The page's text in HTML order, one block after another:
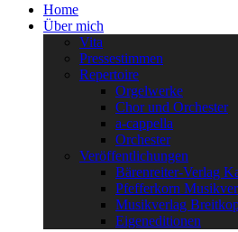
Home
Über mich
Vita
Pressestimmen
Repertoire
Orgelwerke
Chor und Orchester
a-cappella
Orchester
Veröffentlichungen
Bärenreiter-Verlag
Pfefferkorn
Musikverlag
Eigeneditionen